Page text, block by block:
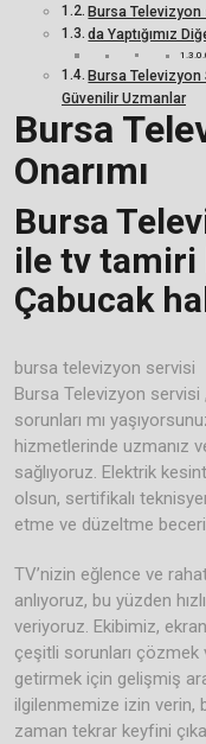
Bursa
da Yaptığımız
Bursa Televizyon
Güvenilir Uzmanlar
Bursa
Onarımı
Bursa
ile tv
Çabucak
bursa televizyon servisi
Bursa Televizyon servisi
sorunları mı
hizmetlerinde uzmanız
sağlıyoruz. Elektrik
olsun, sertifikalı
etme ve düzeltme
TV’nizin eğlence ve
anlıyoruz, bu yüzden
veriyoruz. Ekibimiz,
çeşitli sorunları çözmek
getirmek için gelişmiş
ilgilenmemize izin verin,
zaman tekrar keyfini